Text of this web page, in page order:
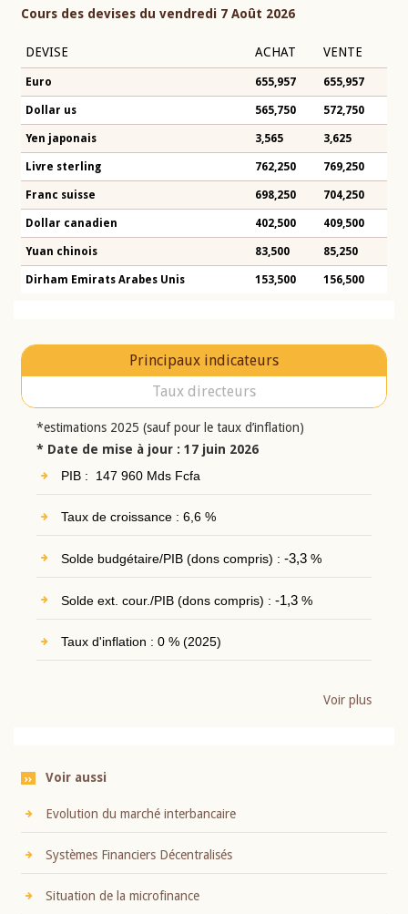
Cours des devises du vendredi 7 Août 2026
DEVISE ACHAT VENTE
Euro 655,957 655,957
Dollar us 565,750 572,750
Yen japonais 3,565 3,625
Livre sterling 762,250 769,250
Franc suisse 698,250 704,250
Dollar canadien 402,500 409,500
Yuan chinois 83,500 85,250
Dirham Emirats Arabes Unis 153,500 156,500
Principaux indicateurs
Taux directeurs
*estimations 2025 (sauf pour le taux d’inflation)
* Date de mise à jour : 17 juin 2026
PIB : 147 960 Mds Fcfa
Taux de croissance : 6,6 %
Solde budgétaire/PIB (dons compris) : -3,3%
Solde ext. cour./PIB (dons compris) : -1,3%
Taux d'inflation : 0 % (2025)
Voir plus
Voir aussi
Evolution du marché interbancaire
Systèmes Financiers Décentralisés
Situation de la microfinance